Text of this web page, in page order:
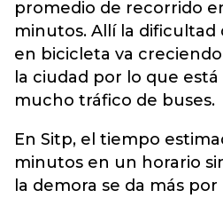
promedio de recorrido
minutos. Allí la
en bicicleta va
la ciudad por lo que
mucho tráfico de buses.
En Sitp, el tiempo
minutos en un horario
la demora se da más